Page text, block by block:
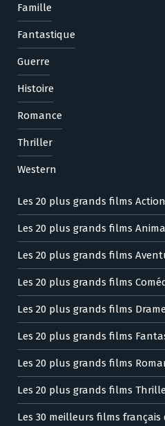
Famille
Fantastique
Guerre
Histoire
Romance
Thriller
Western
Les 20 plus grands films Action
Les 20 plus grands films
Les 20 plus grands films
Les 20 plus grands films
Les 20 plus grands films
Les 20 plus grands films
Les 20 plus grands films
Les 20 plus grands films
Les 30 meilleurs films français